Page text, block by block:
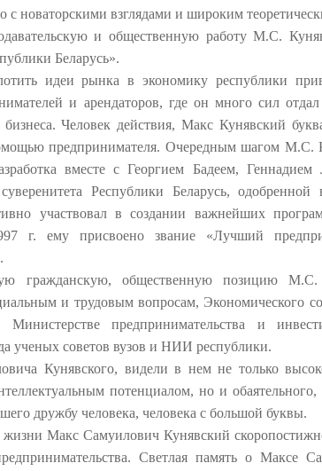
с новаторскими взглядами и широким
и общественную работу М.С.
Беларусь».
идеи рынка в экономику республики
и арендаторов, где он много сил
Человек действия, Макс Кунявский
предпринимателя. Очередным шагом М.С.
вместе с Георгием Бадеем,
Республики Беларусь,
участвовал в создании важнейших
г. ему присвоено звание «Лучший
гражданскую, общественную позицию
и трудовым вопросам, Экономического
предпринимательства и
ученых советов вузов и НИИ республики.
Кунявского, видели в нем не только
потенциалом, но и обаятельного,
дружбу человека, человека с большой буквы.
Макс Самуилович Кунявский
Светлая память о Максе